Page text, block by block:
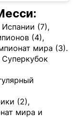
Испании (7),
(4),
мира (3).
(2),
мира и